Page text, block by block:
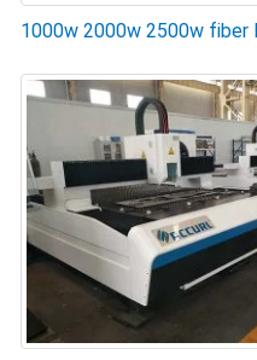
1000w 2000w 2500w fiber